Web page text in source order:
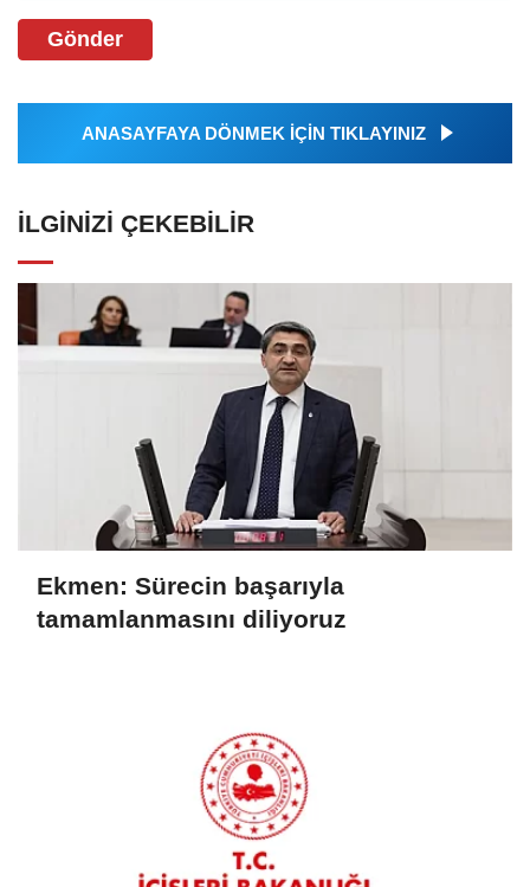
Gönder
ANASAYFAYA DÖNMEK İÇİN TIKLAYINIZ
İLGINIZI ÇEKEBILIR
Ekmen: Sürecin başarıyla
tamamlanmasını diliyoruz